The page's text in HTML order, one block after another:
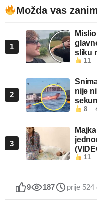
Možda vas
1
sliku
11
2
nije
8
3
11
9 187 prije 524